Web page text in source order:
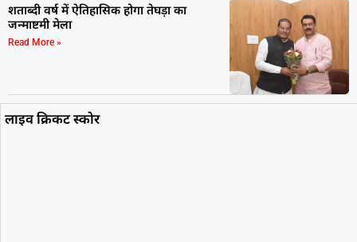
शताब्दी वर्ष में ऐतिहासिक होगा तेघड़ा का
जन्माष्टमी मेला
Read More »
लाइव क्रिकट स्कोर